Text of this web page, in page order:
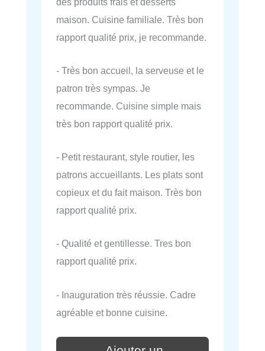
maison. Cuisine familiale. Très bon
rapport qualité prix, je recommande.
- Très bon accueil, la serveuse et le
patron très sympas. Je
recommande. Cuisine simple mais
très bon rapport qualité prix.
- Petit restaurant, style routier, les
patrons accueillants. Les plats sont
copieux et du fait maison. Très bon
rapport qualité prix.
- Qualité et gentillesse. Tres bon
rapport qualité prix.
- Inauguration très réussie. Cadre
agréable et bonne cuisine.